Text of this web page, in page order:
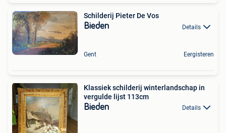
Schilderij Pieter De Vos
Bieden Details
Gent Eergisteren
Klassiek schilderij winterlandschap in
vergulde lijst 113cm
Bieden Details